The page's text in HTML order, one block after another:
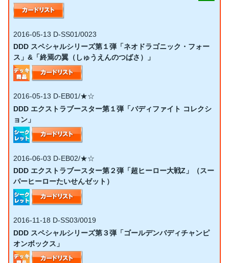
2016-05-13 D-SS01/0023
DDD スペシャルシリーズ第１弾「ネオドラゴニック・フォー
ス」&「終焉の翼（しゅうえんのつばさ）」
2016-05-13 D-EB01/★☆
DDD エクストラブースター第１弾「バディファイト コレクシ
ョン」
2016-06-03 D-EB02/★☆
DDD エクストラブースター第２弾「超ヒーロー大戦Z」（スー
パーヒーローたいせんゼット）
2016-11-18 D-SS03/0019
DDD スペシャルシリーズ第３弾「ゴールデンバディチャンピ
オンボックス」